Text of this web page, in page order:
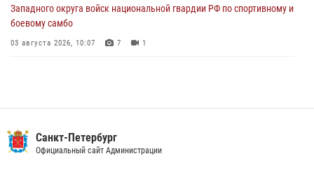
Западного округа войск национальной гвардии РФ по спортивному и
боевому самбо
03 августа 2026, 10:07 7 1
В Красногвардейском районе росгвардейцы задержали хулигана,
угрожавшего мужчине пневматическим пистолетом
Санкт-Петербург
Официальный сайт Администрации